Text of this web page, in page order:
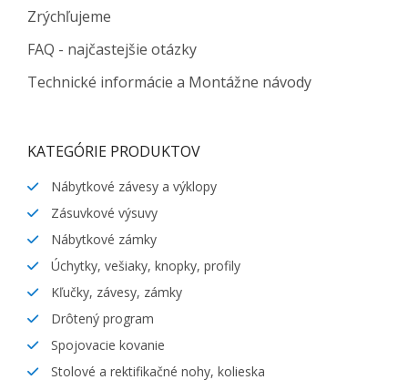
Zrýchľujeme
FAQ - najčastejšie otázky
Technické informácie a Montážne návody
KATEGÓRIE PRODUKTOV
Nábytkové závesy a výklopy
Zásuvkové výsuvy
Nábytkové zámky
Úchytky, vešiaky, knopky, profily
Kľučky, závesy, zámky
Drôtený program
Spojovacie kovanie
Stolové a rektifikačné nohy, kolieska